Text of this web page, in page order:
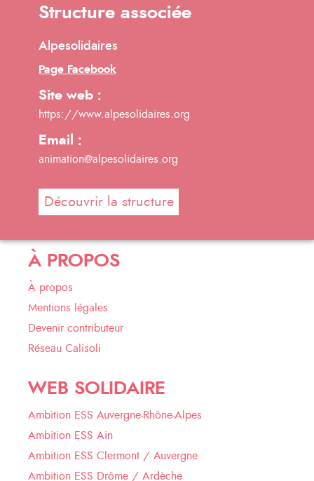
Structure associée
Alpesolidaires
Page Facebook
Site web :
https://www.alpesolidaires.org
Email :
animation@alpesolidaires.org
Découvrir la structure
À PROPOS
À propos
Mentions légales
Devenir contributeur
Réseau Calisoli
WEB SOLIDAIRE
Ambition ESS Auvergne-Rhône-Alpes
Ambition ESS Ain
Ambition ESS Clermont / Auvergne
Ambition ESS Drôme / Ardèche